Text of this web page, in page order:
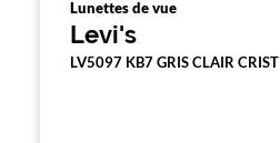
Lunettes de vue
Levi's
LV5097 KB7 GRIS CLAIR CRIST